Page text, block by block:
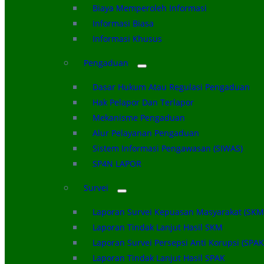
Biaya Memperoleh Informasi
Informasi Biasa
Informasi Khusus
Pengaduan
Dasar Hukum Atau Regulasi Pengaduan
Hak Pelapor Dan Terlapor
Mekanisme Pengaduan
Alur Pelayanan Pengaduan
Sistem Informasi Pengawasan (SIWAS)
SP4N LAPOR
Survei
Laporan Survei Kepuasan Masyarakat
Laporan Tindak Lanjut Hasil SKM
Laporan Survei Persepsi Anti Korupsi
Laporan Tindak Lanjut Hasil SPAK